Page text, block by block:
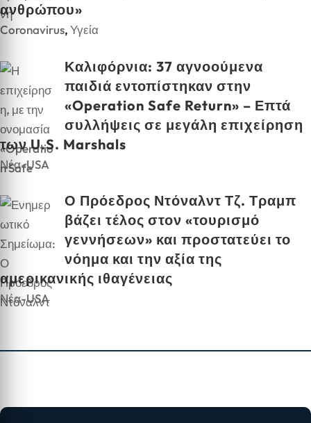
ανθρώπου»
Coronavirus,Υγεία
Καλιφόρνια: 37 αγνοούμενα
παιδιά εντοπίστηκαν στην
«Operation Safe Return» – Επτά
συλλήψεις σε μεγάλη επιχείρηση
των U.S. Marshals
Νέα-USA
Ο Πρόεδρος Ντόναλντ Τζ. Τραμπ
βάζει τέλος στον «τουρισμό
γεννήσεων» και προστατεύει το
νόημα και την αξία της
αμερικανικής ιθαγένειας
Νέα-USA